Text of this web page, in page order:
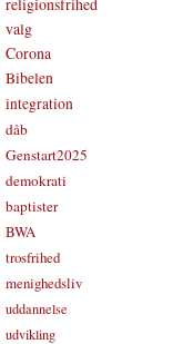
valg
Corona
Bibelen
integration
dåb
Genstart2025
demokrati
baptister
BWA
trosfrihed
menighedsliv
uddannelse
udvikling